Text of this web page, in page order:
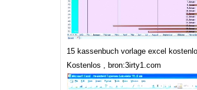
15 kassenbuch vorlage excel
Kostenlos , bron:3irty1.com